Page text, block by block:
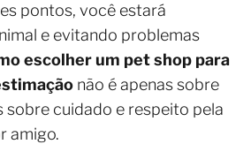
pontos, você estará
e evitando problemas
escolher um pet shop para
não é apenas sobre
sobre cuidado e respeito pela
amigo.